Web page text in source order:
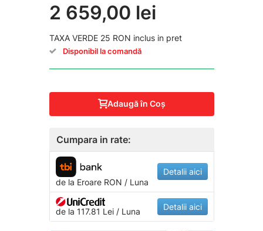
2 659,00 lei
TAXA VERDE 25 RON inclus in pret
Disponibil la comandă
Adaugă în Coş
Cumpara in rate:
de la EroareRON / Luna
Detalii aici
de la 117.81 Lei / Luna Detalii aici